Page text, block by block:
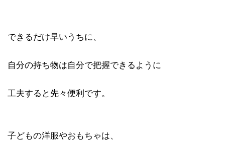
できるだけ早いうちに、
自分の持ち物は自分で把握できるように
工夫すると先々便利です。
子どもの洋服やおもちゃは、